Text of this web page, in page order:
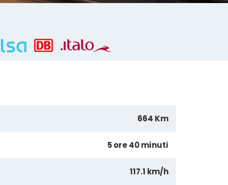
664 Km
5 ore 40 minuti
117.1 km/h